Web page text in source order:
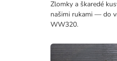
Zlomky a škaredé
našimi rukami — do
WW320.